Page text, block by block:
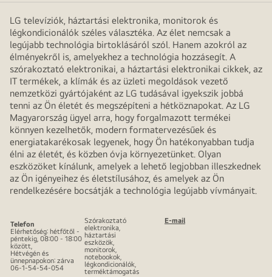
LG televíziók, háztartási elektronika, monitorok és
légkondicionálók széles választéka. Az élet nemcsak a
legújabb technológia birtoklásáról szól. Hanem azokról az
élményekről is, amelyekhez a technológia hozzásegít. A
szórakoztató elektronikai, a háztartási elektronikai cikkek, az
IT termékek, a klímák és az üzleti megoldások vezető
nemzetközi gyártójaként az LG tudásával igyekszik jobbá
tenni az Ön életét és megszépíteni a hétköznapokat. Az LG
Magyarország ügyel arra, hogy forgalmazott termékei
könnyen kezelhetők, modern formatervezésűek és
energiatakarékosak legyenek, hogy Ön hatékonyabban tudja
élni az életét, és közben óvja környezetünket. Olyan
eszközöket kínálunk, amelyek a lehető legjobban illeszkednek
az Ön igényeihez és életstílusához, és amelyek az Ön
rendelkezésére bocsátják a technológia legújabb vívmányait.
Telefon
Elérhetőség: hétfőtől -
péntekig, 08:00 - 18:00
között,
Hétvégén és
ünnepnapokon: zárva
06-1-54-54-054
Szórakoztató
elektronika,
háztartási
eszközök,
monitorok,
notebookok,
légkondicionálók,
terméktámogatás
E-mail